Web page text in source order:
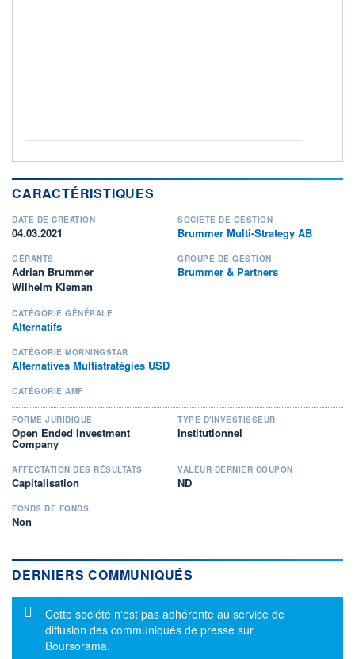
CARACTÉRISTIQUES
DATE DE CRÉATION
04.03.2021
SOCIÉTÉ DE GESTION
Brummer Multi-Strategy AB
GÉRANTS
Adrian Brummer
Wilhelm Kleman
GROUPE DE GESTION
Brummer & Partners
CATÉGORIE GÉNÉRALE
Alternatifs
CATÉGORIE MORNINGSTAR
Alternatives Multistratégies USD
CATÉGORIE AMF
FORME JURIDIQUE
Open Ended Investment
Company
TYPE D'INVESTISSEUR
Institutionnel
AFFECTATION DES RÉSULTATS
Capitalisation
VALEUR DERNIER COUPON
ND
FONDS DE FONDS
Non
DERNIERS COMMUNIQUÉS
Message d'information
Cette société n'est pas adhérente au service de
diffusion des communiqués de presse sur
Boursorama.